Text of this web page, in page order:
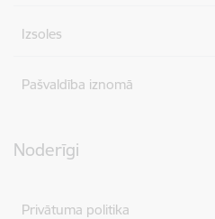
Izsoles
Pašvaldība iznomā
Noderīgi
Privātuma politika